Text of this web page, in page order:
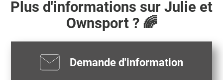
Plus d'informations sur Julie et
Ownsport ? 🌈
Demande d'information